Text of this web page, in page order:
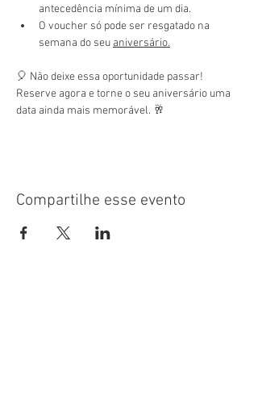
antecedência mínima de um dia.
O voucher só pode ser resgatado na
semana do seu aniversário.
🎈 Não deixe essa oportunidade passar!
Reserve agora e torne o seu aniversário uma
data ainda mais memorável. 🥂
Compartilhe esse evento